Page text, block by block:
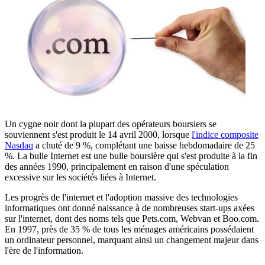
Un cygne noir dont la plupart des opérateurs boursiers se
souviennent s'est produit le 14 avril 2000, lorsque l'indice composite
Nasdaq a chuté de 9 %, complétant une baisse hebdomadaire de 25
%. La bulle Internet est une bulle boursière qui s'est produite à la fin
des années 1990, principalement en raison d'une spéculation
excessive sur les sociétés liées à Internet.
Les progrès de l'internet et l'adoption massive des technologies
informatiques ont donné naissance à de nombreuses start-ups axées
sur l'internet, dont des noms tels que Pets.com, Webvan et Boo.com.
En 1997, près de 35 % de tous les ménages américains possédaient
un ordinateur personnel, marquant ainsi un changement majeur dans
l'ère de l'information.